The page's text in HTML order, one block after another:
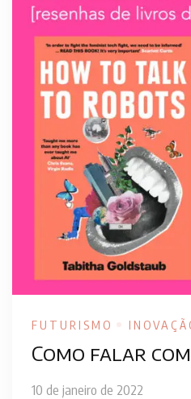
FUTURISMO
Como falar
10 de janeiro de 2022